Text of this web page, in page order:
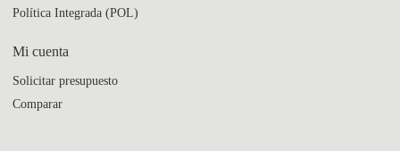
Política Integrada (POL)
Mi cuenta
Solicitar presupuesto
Comparar